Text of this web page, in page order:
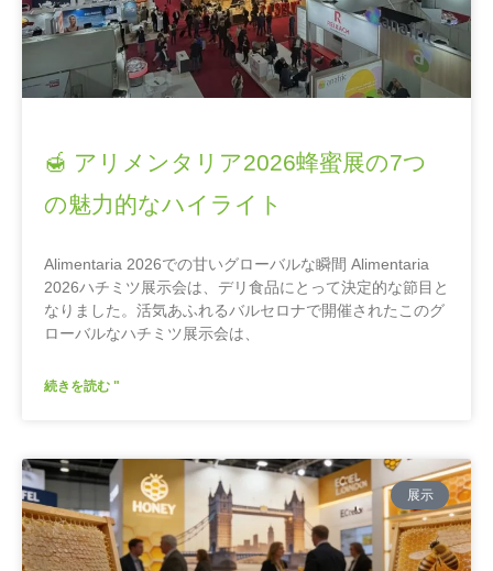
🍯 アリメンタリア2026蜂蜜展の7つ
の魅力的なハイライト
Alimentaria 2026での甘いグローバルな瞬間 Alimentaria
2026ハチミツ展示会は、デリ食品にとって決定的な節目と
なりました。活気あふれるバルセロナで開催されたこのグ
ローバルなハチミツ展示会は、
続きを読む "
展示